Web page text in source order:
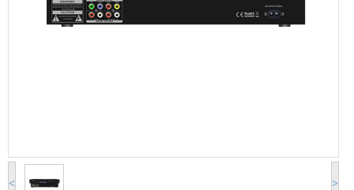
< >